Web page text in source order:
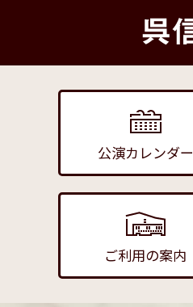
公演カレンダー
ご利用の案内